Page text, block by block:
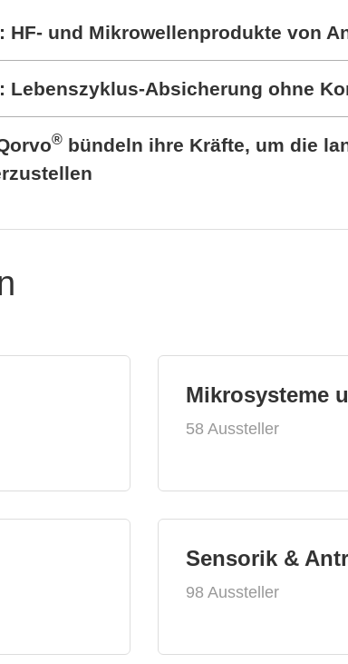
und Mikrowellenprodukte von
Absicherung ohne
® bündeln ihre Kräfte, um die
Mikrosysteme
58 Aussteller
Sensorik &
98 Aussteller